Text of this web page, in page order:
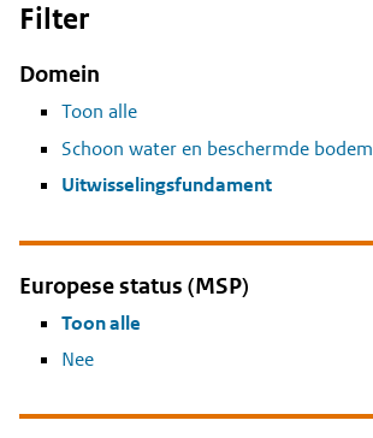
Filter
Domein
Toon alle
Schoon water en beschermde bodem
Uitwisselingsfundament
Europese status (MSP)
Toon alle
Nee